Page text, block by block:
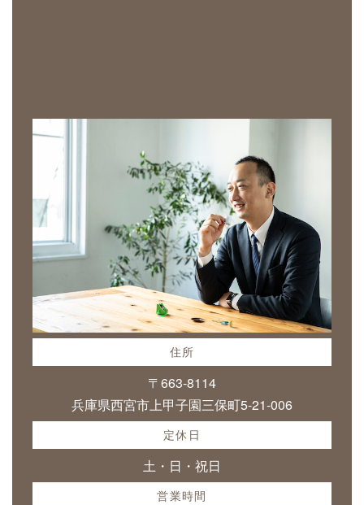
住所
〒663-8114
兵庫県西宮市上甲子園三保町5-21-006
定休日
土・日・祝日
営業時間